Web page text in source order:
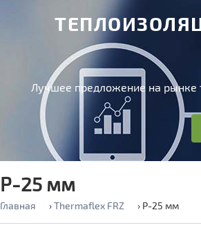
Лучшее предложение на рынке
P-25 мм
Главная ›Thermaflex FRZ › P-25 мм